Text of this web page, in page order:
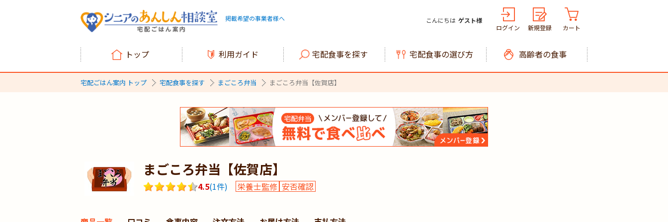
掲載希望の事業者様へ こんにちは ゲスト様
ログイン
新規登録 カート
トップ 利用ガイド 宅配食事を探す 宅配食事の選び方 高齢者の食事
宅配ごはん案内 トップ 宅配食事を探す まごころ弁当 まごころ弁当【佐賀店】
まごころ弁当【佐賀店】
4.5(1件) 栄養士監修 安否確認